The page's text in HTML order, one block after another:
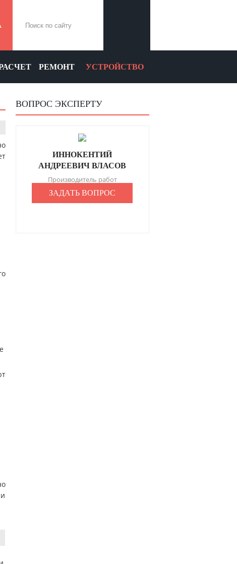
РЕМОНТ УСТРОЙСТВО
ВОПРОС ЭКСПЕРТУ
ИННОКЕНТИЙ
АНДРЕЕВИЧ ВЛАСОВ
Производитель работ
ЗАДАТЬ ВОПРОС